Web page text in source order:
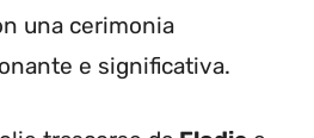
una cerimonia
e significativa.